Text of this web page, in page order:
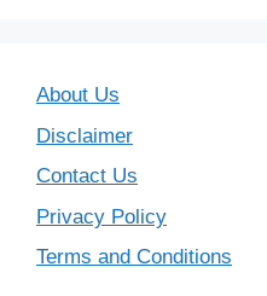
About Us
Disclaimer
Contact Us
Privacy Policy
Terms and Conditions